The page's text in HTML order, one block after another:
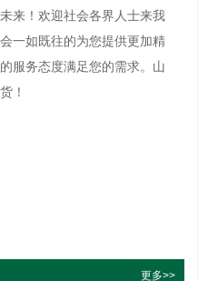
来！欢迎社会各界人士来我
一如既往的为您提供更加精
服务态度满足您的需求。山
！
更多>>